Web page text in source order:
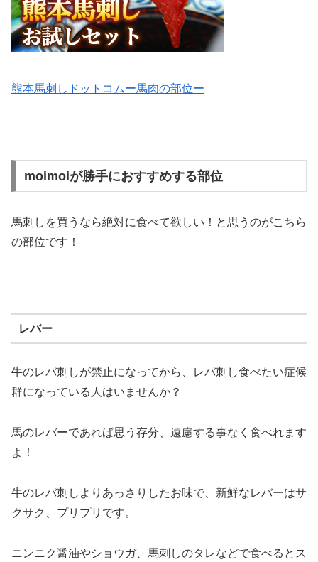
熊本馬刺しドットコムー馬肉の部位ー
moimoiが勝手におすすめする部位
馬刺しを買うなら絶対に食べて欲しい！と思うのがこちら
の部位です！
レバー
牛のレバ刺しが禁止になってから、レバ刺し食べたい症候
群になっている人はいませんか？
馬のレバーであれば思う存分、遠慮する事なく食べれます
よ！
牛のレバ刺しよりあっさりしたお味で、新鮮なレバーはサ
クサク、プリプリです。
ニンニク醤油やショウガ、馬刺しのタレなどで食べるとス